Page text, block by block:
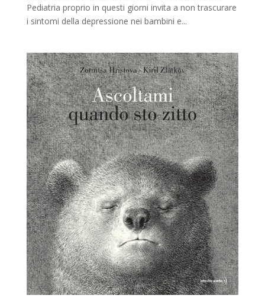
Pediatria proprio in questi giorni invita a non trascurare
i sintomi della depressione nei bambini e...